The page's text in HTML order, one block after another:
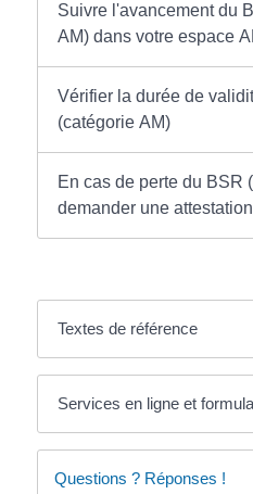
Suivre l'avancement du
AM) dans votre espace
Vérifier la durée de
(catégorie AM)
En cas de perte du BSR
demander une
Textes de référence
Services en ligne et
Questions ? Réponses !